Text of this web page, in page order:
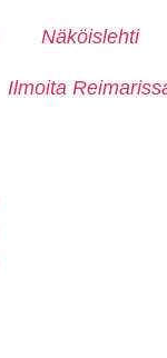
Näköislehti
Ilmoita